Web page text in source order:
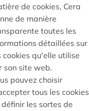
20/02/2024
de cookies, Cera
de manière
toutes les
détaillées sur
cookies qu'elle utilise
son site web.
pouvez choisir
tous les cookies
définir les sortes de